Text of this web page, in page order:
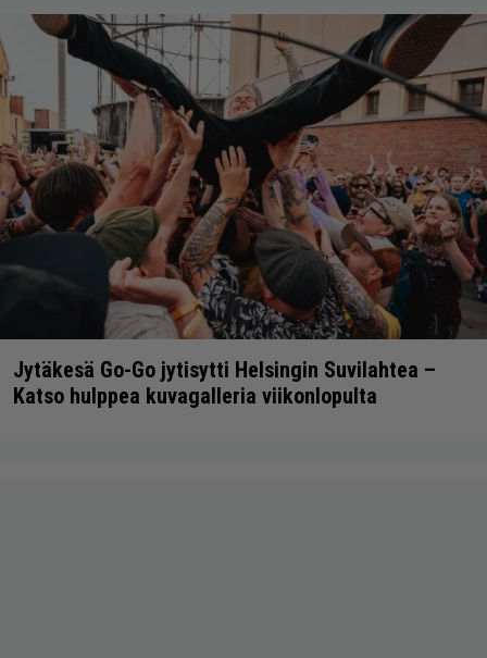
Jytäkesä Go-Go jytisytti Helsingin Suvilahtea –
Katso hulppea kuvagalleria viikonlopulta